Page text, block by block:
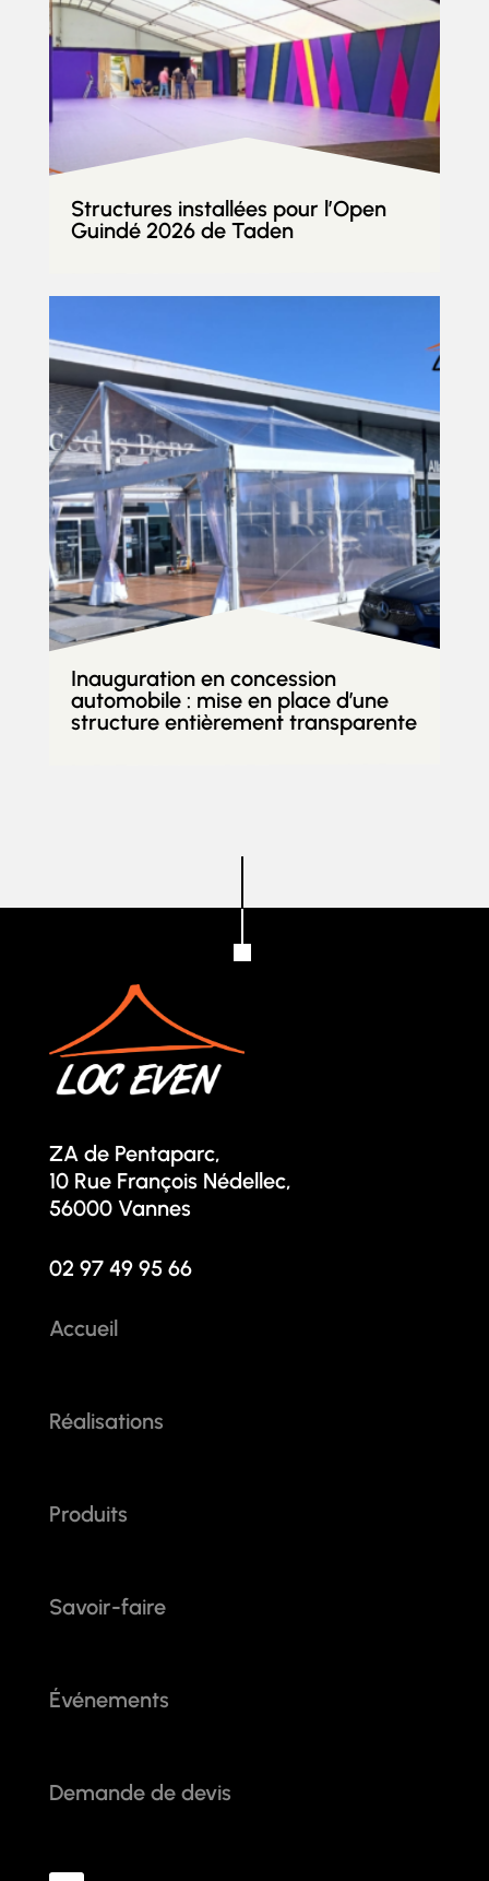
Structures installées pour l’Open
Guindé 2026 de Taden
Inauguration en concession
automobile : mise en place d’une
structure entièrement transparente
ZA de Pentaparc,
10 Rue François Nédellec,
56000 Vannes
02 97 49 95 66
Accueil
Réalisations
Produits
Savoir-faire
Événements
Demande de devis